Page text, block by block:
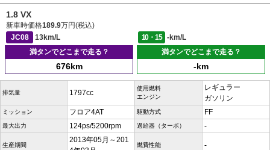
1.8 VX
新車時価格189.9万円(税込)
JC08
13km/L 10・15
-km/L
満タンでどこまで走る？
676km
満タンでどこまで走る？
-km
排気量 1797cc
使用燃料
エンジン
レギュラー
ガソリン
ミッション フロア4AT 駆動方式 FF
最大出力 124ps/5200rpm 過給器（ターボ） -
生産期間
2013年05月～201
燃費性能 -